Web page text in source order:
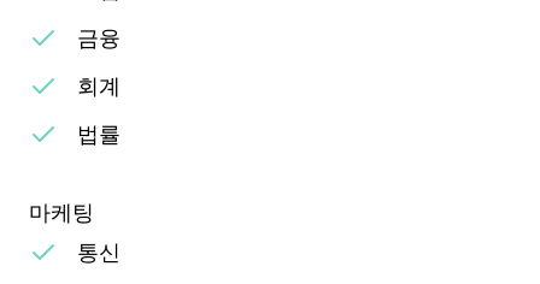
금융
회계
법률
마케팅
통신